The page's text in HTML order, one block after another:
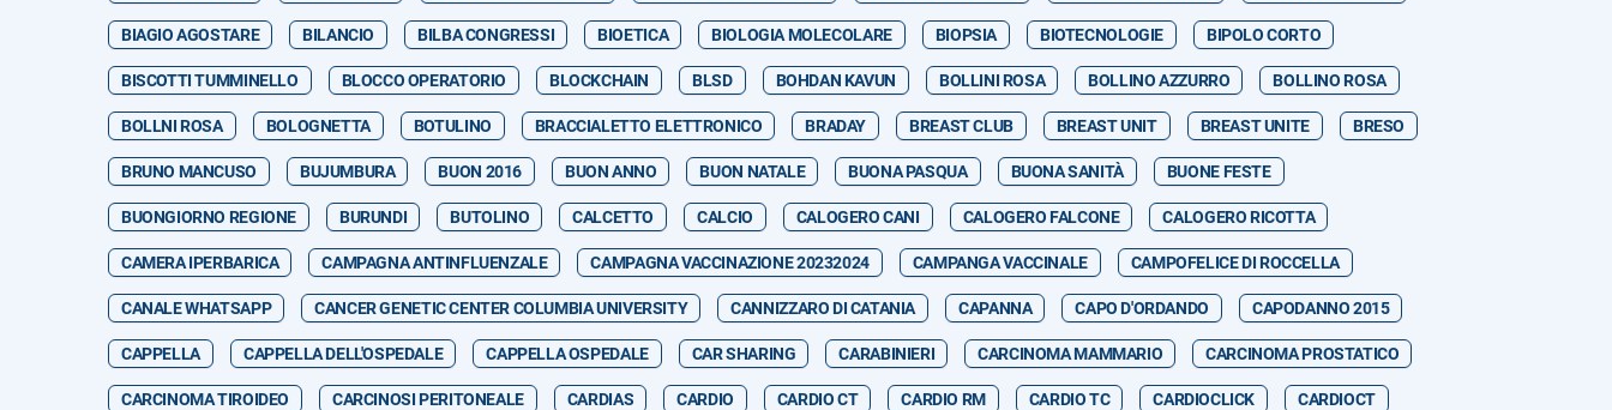
BIAGIO AGOSTARE BILANCIO BILBA CONGRESSI BIOETICA BIOLOGIA MOLECOLARE BIOPSIA BIOTECNOLOGIE BIPOLO CORTO
BISCOTTI TUMMINELLO BLOCCO OPERATORIO BLOCKCHAIN BLSD BOHDAN KAVUN BOLLINI ROSA BOLLINO AZZURRO BOLLINO ROSA
BOLLNI ROSA BOLOGNETTA BOTULINO BRACCIALETTO ELETTRONICO BRADAY BREAST CLUB BREAST UNIT BREAST UNITE BRESO
BRUNO MANCUSO BUJUMBURA BUON 2016 BUON ANNO BUON NATALE BUONA PASQUA BUONA SANITÀ BUONE FESTE
BUONGIORNO REGIONE BURUNDI BUTOLINO CALCETTO CALCIO CALOGERO CANI CALOGERO FALCONE CALOGERO RICOTTA
CAMERA IPERBARICA CAMPAGNA ANTINFLUENZALE CAMPAGNA VACCINAZIONE 20232024 CAMPANGA VACCINALE CAMPOFELICE DI ROCCELLA
CANALE WHATSAPP CANCER GENETIC CENTER COLUMBIA UNIVERSITY CANNIZZARO DI CATANIA CAPANNA CAPO D'ORDANDO CAPODANNO 2015
CAPPELLA CAPPELLA DELL'OSPEDALE CAPPELLA OSPEDALE CAR SHARING CARABINIERI CARCINOMA MAMMARIO CARCINOMA PROSTATICO
CARCINOMA TIROIDEO CARCINOSI PERITONEALE CARDIAS CARDIO CARDIO CT CARDIO RM CARDIO TC CARDIOCLICK CARDIOCT